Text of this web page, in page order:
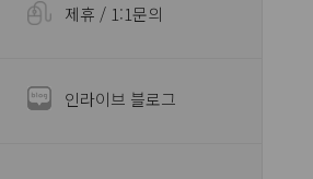
제휴 / 1:1문의
인라이브 블로그